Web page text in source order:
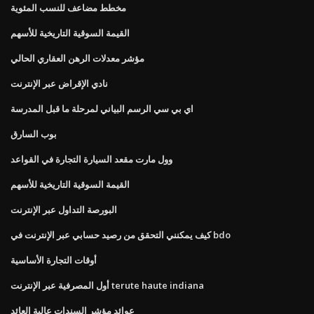
مخطط مضاعف للنسب المئوية
القيمة السوقية التاريخية للأسهم
مؤشر معدلات الرهن العقاري الحالي
نادي الإقراض عبر الإنترنت
اي بي سي الرسم البياني لمرحلة ما قبل المدرسة
بوب السارق
وول مارت مقعد السيارة التجارة في القواعد
القيمة السوقية التاريخية للأسهم
البورصة التداول عبر الإنترنت
كيف يمكنني التحقق من رصيد حسابي عبر الإنترنت في bdo
أوقات التجارة الأساسية
أول المصرفية عبر الإنترنت terute haute indiana
عوائد مؤشر السندات عالية العائد